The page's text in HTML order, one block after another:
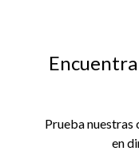
Prueba nuestras
en